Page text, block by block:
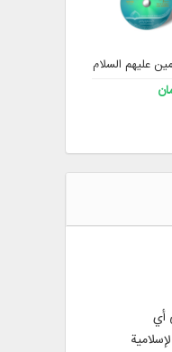
عليهم السلام
أي